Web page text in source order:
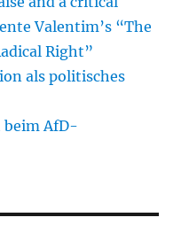
Valentim’s “The
Right”
als politisches
beim AfD-